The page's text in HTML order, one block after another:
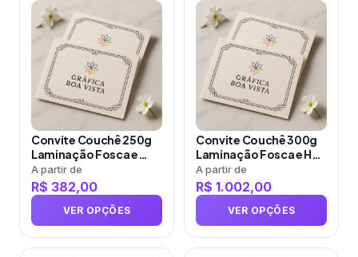
Convite Couchê 250g
Laminação Fosca e
Verniz Localizado
A partir de
R$ 382,00
VER OPÇÕES
Este
produto
tem
várias
variantes.
As
opções
podem
ser
escolhidas
página
do
Convite Couchê 300g
Laminação Fosca e Hot
Stamping
A partir de
R$ 1.002,00
VER OPÇÕES
Este
produto
tem
várias
variantes.
As
opções
podem
ser
escolhidas
página
do